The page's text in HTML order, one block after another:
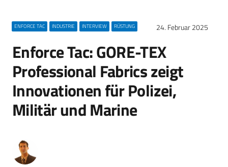
ENFORCE TAC INDUSTRIE INTERVIEW RÜSTUNG 24. Februar 2025
Enforce Tac: GORE-TEX
Professional Fabrics zeigt
Innovationen für Polizei,
Militär und Marine